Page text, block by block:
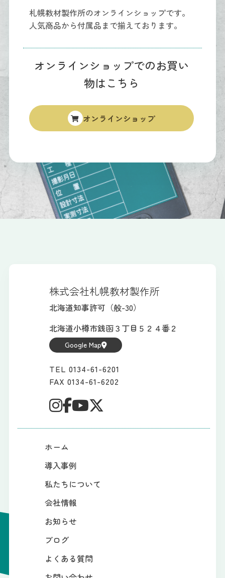
札幌教材製作所のオンラインショップです。
人気商品から付属品まで揃えております。
オンラインショップでのお買い
物はこちら
オンラインショップ
株式会社札幌教材製作所
北海道知事許可（般-30）
北海道小樽市銭函３丁目５２４番２
Google Map
TEL 0134-61-6201
FAX 0134-61-6202
ホーム
導入事例
私たちについて
会社情報
お知らせ
ブログ
よくある質問